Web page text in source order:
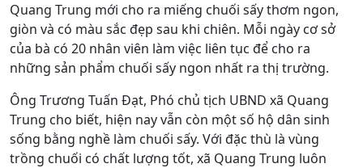
Quang Trung mới cho ra miếng chuối sấy thơm ngon,
giòn và có màu sắc đẹp sau khi chiên. Mỗi ngày cơ sở
của bà có 20 nhân viên làm việc liên tục để cho ra
những sản phẩm chuối sấy ngon nhất ra thị trường.
Ông Trương Tuấn Đạt, Phó chủ tịch UBND xã Quang
Trung cho biết, hiện nay vẫn còn một số hộ dân sinh
sống bằng nghề làm chuối sấy. Với đặc thù là vùng
trồng chuối có chất lượng tốt, xã Quang Trung luôn